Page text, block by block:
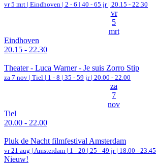
vr 5 mrt | Eindhoven | 2 - 6 | 40 - 65 jr | 20.15 - 22.30
vr
5
mrt
Eindhoven
20.15 - 22.30
Theater - Luca Warner - Je suis Zorro Stip
za 7 nov | Tiel | 1 - 8 | 35 - 59 jr | 20.00 - 22.00
za
7
nov
Tiel
20.00 - 22.00
Pluk de Nacht filmfestival Amsterdam
vr 21 aug | Amsterdam | 1 - 20 | 25 - 49 jr | 18.00 - 23.45
Nieuw!